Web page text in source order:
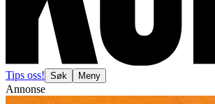
Tips oss! Søk Meny
Annonse